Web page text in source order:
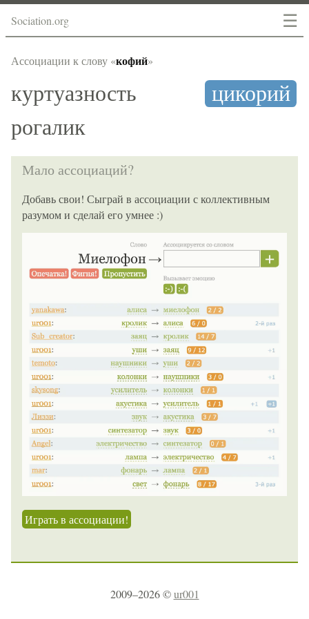
☰
Sociation.org
Ассоциации к слову «кофий»
куртуазность
цикорий
рогалик
Мало ассоциаций?
Добавь свои! Сыграй в ассоциации с коллективным
разумом и сделай его умнее :)
Играть в ассоциации!
2009–2026 ©ur001